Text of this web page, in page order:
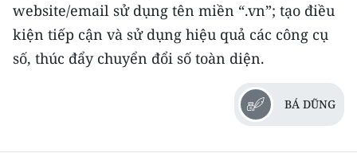
ĐỌC BÁO IN
FRANÇAIS
website/email sử dụng tên miền “.vn”; tạo điều
kiện tiếp cận và sử dụng hiệu quả các công cụ
số, thúc đẩy chuyển đổi số toàn diện.
BÁ DŨNG